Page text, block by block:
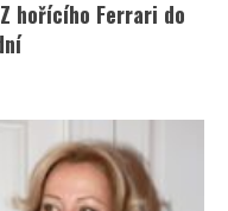
hořícího Ferrari do